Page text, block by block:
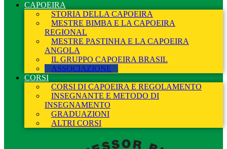
CAPOEIRA
STORIA DELLA CAPOEIRA
MESTRE BIMBA E LA CAPOEIRA
REGIONAL
MESTRE PASTINHA E LA CAPOEIRA
ANGOLA
IL GRUPPO CAPOEIRA BRASIL
ASSOCIAZIONE
CORSI
CORSI DI CAPOEIRA E REGOLAMENTO
INSEGNANTE E METODO DI
INSEGNAMENTO
GRADUAZIONI
ALTRI CORSI